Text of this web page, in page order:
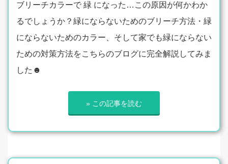
ブリーチカラーで 緑 になった…この原因が何かわか
るでしょうか？緑にならないためのブリーチ方法・緑
にならないためのカラー、そして家でも緑にならない
ための対策方法をこちらのブログに完全解説してみま
した☻
» この記事を読む